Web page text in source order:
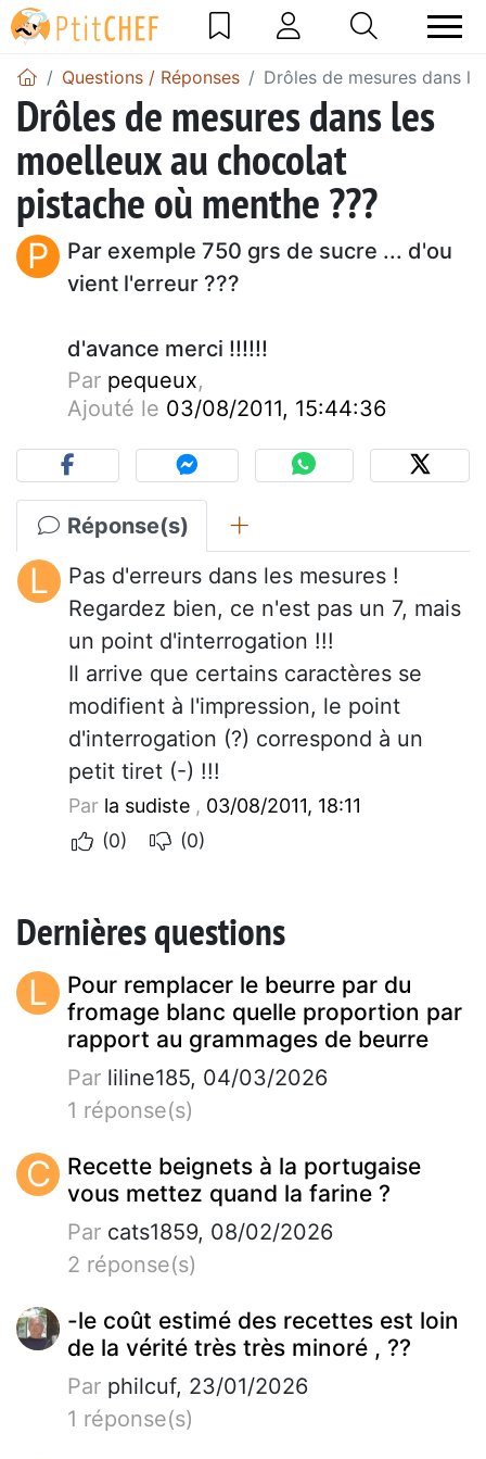
Questions / Réponses Drôles de mesures dans
Drôles de mesures dans les
moelleux au chocolat
pistache où menthe ???
P
Par exemple 750 grs de sucre ... d'ou
vient l'erreur ???
d'avance merci !!!!!!
Par pequeux,
Ajouté le 03/08/2011, 15:44:36
Réponse(s)
L
Pas d'erreurs dans les mesures !
Regardez bien, ce n'est pas un 7, mais
un point d'interrogation !!!
Il arrive que certains caractères se
modifient à l'impression, le point
d'interrogation (?) correspond à un
petit tiret (-) !!!
Par la sudiste , 03/08/2011, 18:11
(0)
(0)
Dernières questions
L
Pour remplacer le beurre par du
fromage blanc quelle proportion par
rapport au grammages de beurre
Par liline185, 04/03/2026
1 réponse(s)
C
Recette beignets à la portugaise
vous mettez quand la farine ?
Par cats1859, 08/02/2026
2 réponse(s)
-le coût estimé des recettes est loin
de la vérité très très minoré , ??
Par philcuf, 23/01/2026
1 réponse(s)